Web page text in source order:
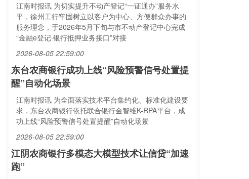
江南时报讯 为切实提升不动产登记“一证通办”服务水
平，徐州工行牢固树立以客户为中心、方便群众办事的
服务理念，于2026年5月下旬与市不动产登记中心完成
“金融e登记·银行抵押业务接口”对接
2026-08-05 22:59:00
东台农商银行成功上线“风险预警信号处置提
醒”自动化场景
江南时报讯 为全面落实技术平台集约化、标准化建设要
求，东台农商银行依托联合银行金智维K-RPA平台，成
功上线“风险预警信号处置提醒”自动化场景
2026-08-05 22:59:00
江阴农商银行多模态大模型技术让信贷“加速
跑”